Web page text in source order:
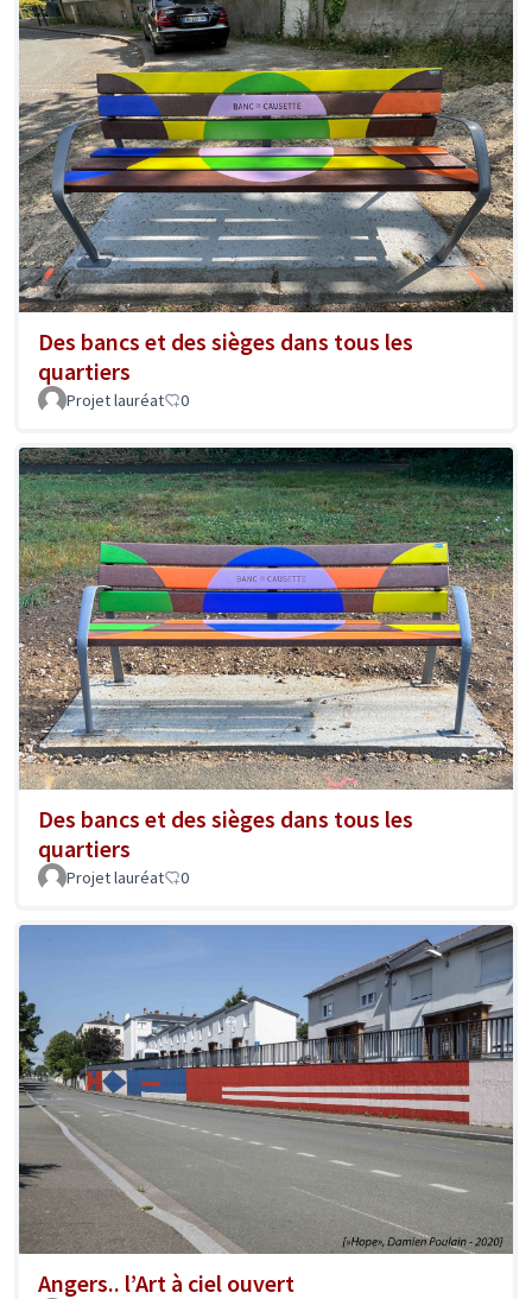
Des bancs et des sièges dans tous les
quartiers
Projet lauréat 0
Des bancs et des sièges dans tous les
quartiers
Projet lauréat 0
Angers.. l’Art à ciel ouvert